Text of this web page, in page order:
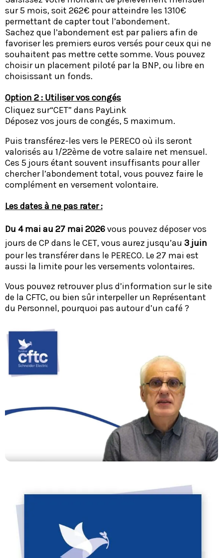
sur 5 mois, soit 262€ pour atteindre les 1310€
permettant de capter tout l’abondement.
Sachez que l’abondement est par paliers afin de
favoriser les premiers euros versés pour ceux qui ne
souhaitent pas mettre cette somme. Vous pouvez
choisir un placement piloté par la BNP, ou libre en
choisissant un fonds.
Option 2 : Utiliser vos congés
Cliquez sur“CET” dans PayLink
Déposez vos jours de congés, 5 maximum.
Puis transférez-les vers le PERECO où ils seront
valorisés au 1/22ème de votre salaire net mensuel.
Ces 5 jours étant souvent insuffisants pour aller
chercher l’abondement total, vous pouvez faire le
complément en versement volontaire.
Les dates à ne pas rater :
Du 4 mai au 27 mai 2026vous pouvez déposer vos
jours de CP dans le CET, vous aurez jusqu’au 3 juin
pour les transférer dans le PERECO. Le 27 mai est
aussi la limite pour les versements volontaires.
Vous pouvez retrouver plus d’information sur le site
de la CFTC, ou bien sûr interpeller un Représentant
du Personnel, pourquoi pas autour d’un café ?